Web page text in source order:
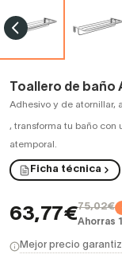
Toallero de baño
Adhesivo y de atornillar,
, transforma tu baño con
atemporal.
Ficha técnica
63,77€75,02€
Ahorras
Mejor precio